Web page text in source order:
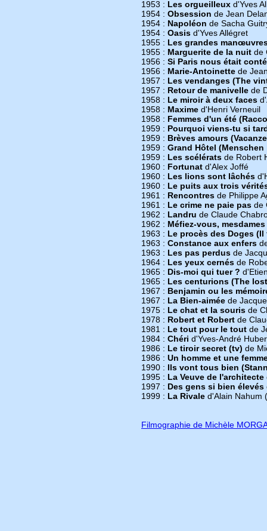
1953 : Les orgueilleux d'Yves
1954 : Obsession de Jean
1954 : Napoléon de Sacha
1954 : Oasis d'Yves Allégret
1955 : Les grandes
1955 : Marguerite de la nuit de
1956 : Si Paris nous était conté
1956 : Marie-Antoinette de
1957 : Les vendanges (The
1957 : Retour de manivelle de
1958 : Le miroir à deux faces
1958 : Maxime d'Henri Verneuil
1958 : Femmes d'un été
1959 : Pourquoi viens-tu si
1959 : Brèves amours
1959 : Grand Hôtel (Menschen
1959 : Les scélérats de Robert
1960 : Fortunat d'Alex Joffé
1960 : Les lions sont lâchés
1960 : Le puits aux trois
1961 : Rencontres de Philippe
1961 : Le crime ne paie pas de
1962 : Landru de Claude
1962 : Méfiez-vous,
1963 : Le procès des Doges
1963 : Constance aux enfers
1963 : Les pas perdus de
1964 : Les yeux cernés de
1965 : Dis-moi qui tuer ?
1965 : Les centurions (The
1967 : Benjamin ou les
1967 : La Bien-aimée de
1975 : Le chat et la souris de
1978 : Robert et Robert de
1981 : Le tout pour le tout de
1984 : Chéri d'Yves-André
1986 : Le tiroir secret (tv) de
1986 : Un homme et une
1990 : Ils vont tous bien
1995 : La Veuve de l'architecte
1997 : Des gens si bien élevés
1999 : La Rivale d'Alain Nahum
Filmographie de Michèle